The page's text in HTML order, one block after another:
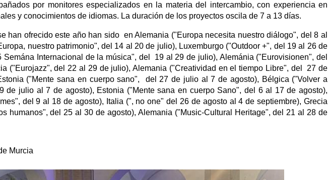
por monitores especializados en la materia del intercambio, con experiencia en
y conocimientos de idiomas. La duración de los proyectos oscila de 7 a 13 días.
han ofrecido este año han sido en Alemania ("Europa necesita nuestro diálogo", del 8 al
nuestro patrimonio", del 14 al 20 de julio), Luxemburgo ("Outdoor +", del 19 al 26 de
Semána Internacional de la música", del 19 al 29 de julio), Alemánia ("Eurovisionen", del
("Eurojazz", del 22 al 29 de julio), Alemania ("Creatividad en el tiempo Libre", del 27 de
("Mente sana en cuerpo sano", del 27 de julio al 7 de agosto), Bélgica ("Volver a
de julio al 7 de agosto), Estonia ("Mente sana en cuerpo Sano", del 6 al 17 de agosto),
del 9 al 18 de agosto), Italia (", no one" del 26 de agosto al 4 de septiembre), Grecia
humanos", del 25 al 30 de agosto), Alemania ("Music-Cultural Heritage", del 21 al 28 de
Murcia